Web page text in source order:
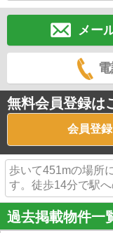
メー
無料会員登録は
会員登録
歩いて451mの場所
す。徒歩14分で駅
過去掲載物件一